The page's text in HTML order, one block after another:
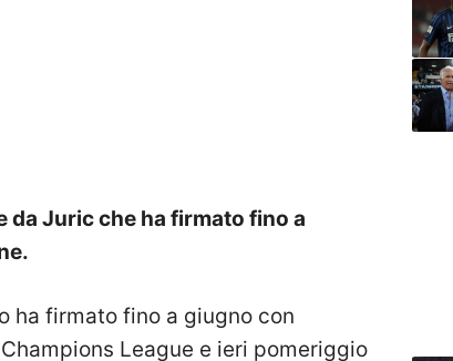
da Juric che ha firmato fino a
ha firmato fino a giugno con
League e ieri pomeriggio